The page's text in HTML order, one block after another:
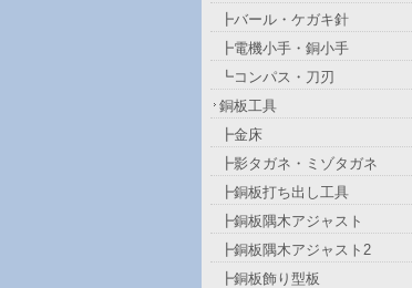
┣バール・ケガキ針
┣電機小手・銅小手
┗コンパス・刀刃
銅板工具
┣金床
┣影タガネ・ミゾタガネ
┣銅板打ち出し工具
┣銅板隅木アジャスト
┣銅板隅木アジャスト2
┣銅板飾り型板